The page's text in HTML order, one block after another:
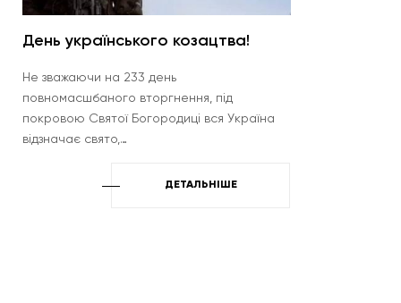
День українського козацтва!
Не зважаючи на 233 день
повномасшбаного вторгнення, під
покровою Святої Богородиці вся Україна
відзначає свято,…
ДЕТАЛЬНІШЕ